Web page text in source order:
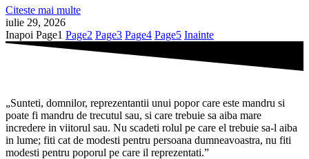
Citeste mai multe
iulie 29, 2026
Inapoi Page1 Page2 Page3 Page4 Page5 Inainte
„Sunteti, domnilor, reprezentantii unui popor care este mandru si
poate fi mandru de trecutul sau, si care trebuie sa aiba mare
incredere in viitorul sau. Nu scadeti rolul pe care el trebuie sa-l aiba
in lume; fiti cat de modesti pentru persoana dumneavoastra, nu fiti
modesti pentru poporul pe care il reprezentati.”